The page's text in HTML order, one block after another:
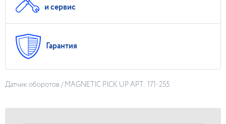
и сервис
Гарантия
Датчик оборотов / MAGNETIC PICK UP АРТ: 171-255